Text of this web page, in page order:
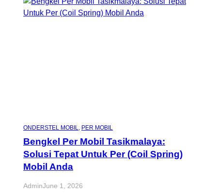
ONDERSTEL MOBIL, PER MOBIL
Bengkel Per Mobil Tasikmalaya:
Solusi Tepat Untuk Per (Coil Spring)
Mobil Anda
AdminJune 1, 2026